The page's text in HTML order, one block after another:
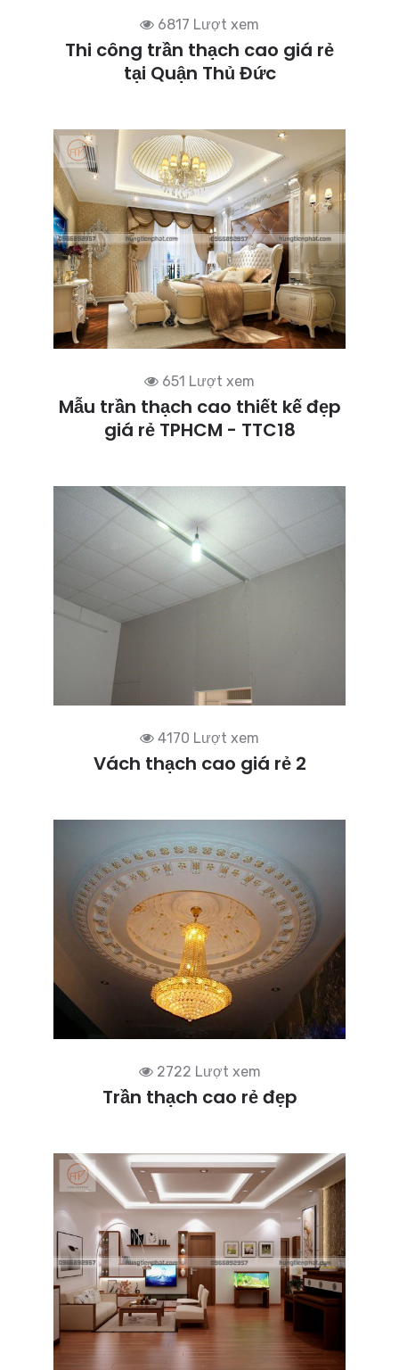
6817 Lượt xem
Thi công trần thạch cao giá rẻ
tại Quận Thủ Đức
651 Lượt xem
Mẫu trần thạch cao thiết kế đẹp
giá rẻ TPHCM - TTC18
4170 Lượt xem
Vách thạch cao giá rẻ 2
2722 Lượt xem
Trần thạch cao rẻ đẹp